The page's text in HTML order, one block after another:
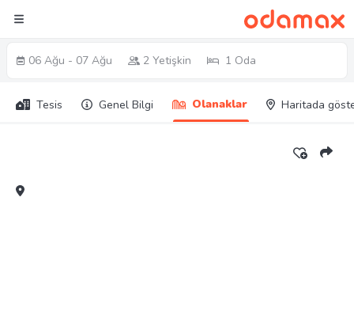
06 Ağu - 07 Ağu 2 Yetişkin 1 Oda
Tesis Genel Bilgi Olanaklar Haritada